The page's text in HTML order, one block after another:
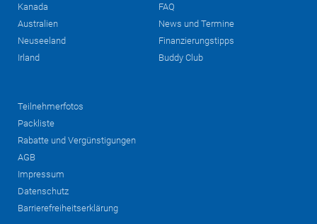
Kanada
Australien
Neuseeland
Irland
FAQ
News und Termine
Finanzierungstipps
Buddy Club
Teilnehmerfotos
Packliste
Rabatte und Vergünstigungen
AGB
Impressum
Datenschutz
Barrierefreiheitserklärung